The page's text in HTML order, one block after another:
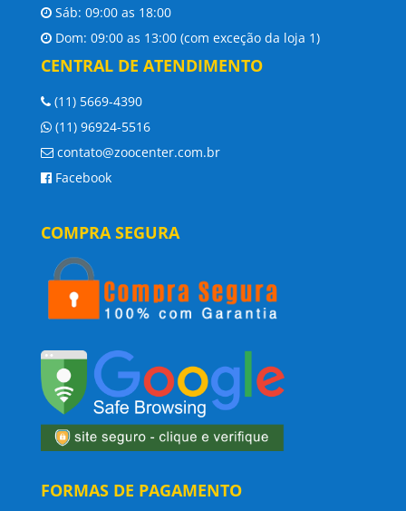
Sáb: 09:00 as 18:00
Dom: 09:00 as 13:00 (com exceção da loja 1)
CENTRAL DE ATENDIMENTO
(11) 5669-4390
(11) 96924-5516
contato@zoocenter.com.br
Facebook
COMPRA SEGURA
FORMAS DE PAGAMENTO